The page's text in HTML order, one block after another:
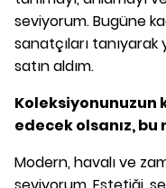
seviyorum. Bugüne
sanatçıları tanıyarak
satın aldım.
Koleksiyonunuzun
edecek olsanız, bu
Modern, havalı ve